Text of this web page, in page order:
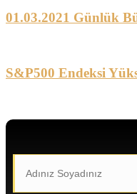
01.03.2021 Günlük
S&P500 Endeksi